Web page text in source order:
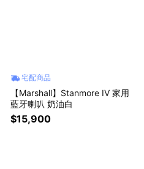
宅配商品
【Marshall】Stanmore IV 家用
藍牙喇叭 奶油白
$15,900